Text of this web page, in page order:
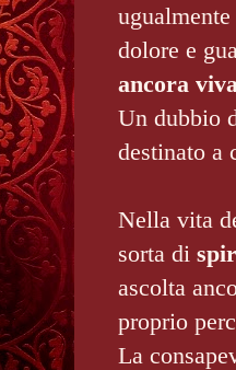
dolore e
ancora
Un dubbio
destinato a
Nella vita
sorta di
ascolta
proprio
La